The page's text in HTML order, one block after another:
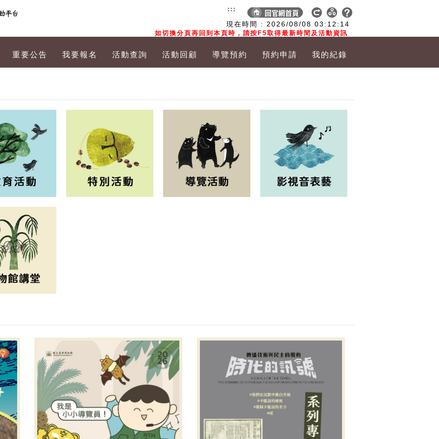
現在時間 : 2026/08/08 03:12:15
如切換分頁再回到本頁時，請按F5取得最新時間及活動資訊
:::
重要公告 我要報名 活動查詢 活動回顧 導覽預約 預約申請 我的紀錄